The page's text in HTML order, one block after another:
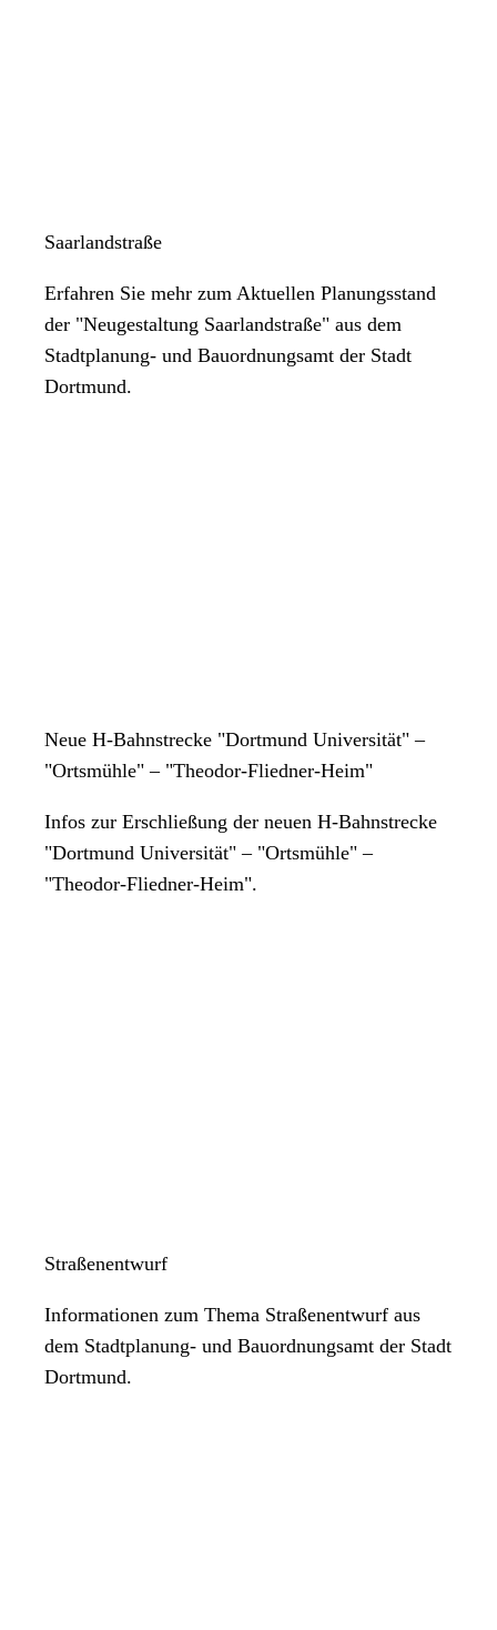
Saarlandstraße
Erfahren Sie mehr zum Aktuellen Planungsstand
der "Neugestaltung Saarlandstraße" aus dem
Stadtplanung- und Bauordnungsamt der Stadt
Dortmund.
Neue H-Bahnstrecke "Dortmund Universität" –
"Ortsmühle" – "Theodor-Fliedner-Heim"
Infos zur Erschließung der neuen H-Bahnstrecke
"Dortmund Universität" – "Ortsmühle" –
"Theodor-Fliedner-Heim".
Straßenentwurf
Informationen zum Thema Straßenentwurf aus
dem Stadtplanung- und Bauordnungsamt der Stadt
Dortmund.